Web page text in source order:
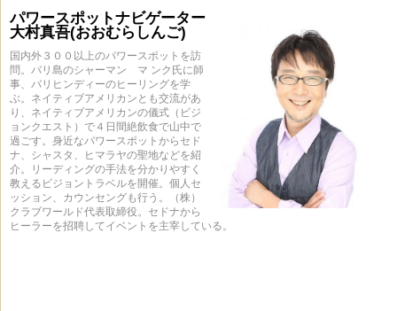
パワースポットナビゲーター
大村真吾(おおむらしんご)
国内外３００以上のパワースポットを訪
問。バリ島のシャーマン マ ンク氏に師
事、バリヒンディーのヒーリングを学
ぶ。ネイティブアメリカンとも交流があ
り、ネイティブアメリカンの儀式（ビジ
ョンクエスト）で４日間絶飲食で山中で
過ごす。身近なパワースポットからセド
ナ、シャスタ、ヒマラヤの聖地などを紹
介。リーディングの手法を分かりやすく
教えるビジョントラベルを開催。個人セ
ッション、カウンセングも行う。（株）
クラブワールド代表取締役。セドナから
ヒーラーを招聘してイベントを主宰している。